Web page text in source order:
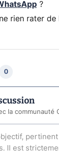
?
rien rater de
0
la communauté